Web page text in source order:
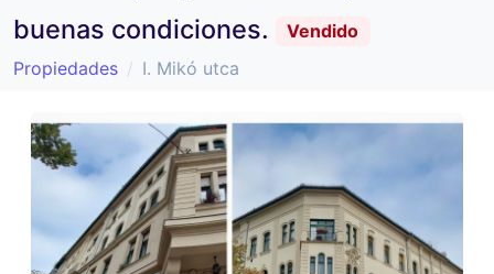
buenas condiciones.
Vendido
Propiedades
I. Mikó utca